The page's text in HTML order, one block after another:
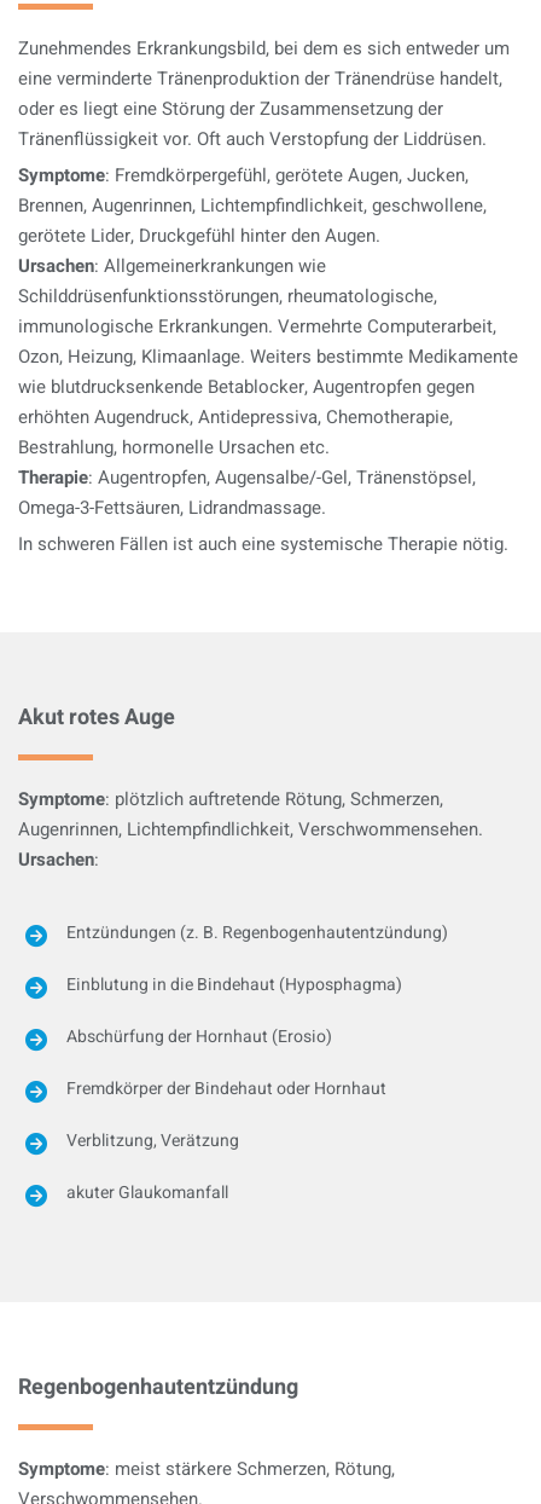
Zunehmendes Erkrankungsbild, bei dem es sich entweder um
eine verminderte Tränenproduktion der Tränendrüse handelt,
oder es liegt eine Störung der Zusammensetzung der
Tränenflüssigkeit vor. Oft auch Verstopfung der Liddrüsen.
Symptome: Fremdkörpergefühl, gerötete Augen, Jucken,
Brennen, Augenrinnen, Lichtempfindlichkeit, geschwollene,
gerötete Lider, Druckgefühl hinter den Augen.
Ursachen: Allgemeinerkrankungen wie
Schilddrüsenfunktionsstörungen, rheumatologische,
immunologische Erkrankungen. Vermehrte Computerarbeit,
Ozon, Heizung, Klimaanlage. Weiters bestimmte Medikamente
wie blutdrucksenkende Betablocker, Augentropfen gegen
erhöhten Augendruck, Antidepressiva, Chemotherapie,
Bestrahlung, hormonelle Ursachen etc.
Therapie: Augentropfen, Augensalbe/-Gel, Tränenstöpsel,
Omega-3-Fettsäuren, Lidrandmassage.
In schweren Fällen ist auch eine systemische Therapie nötig.
Akut rotes Auge
Symptome: plötzlich auftretende Rötung, Schmerzen,
Augenrinnen, Lichtempfindlichkeit, Verschwommensehen.
Ursachen:
Entzündungen (z. B. Regenbogenhautentzündung)
Einblutung in die Bindehaut (Hyposphagma)
Abschürfung der Hornhaut (Erosio)
Fremdkörper der Bindehaut oder Hornhaut
Verblitzung, Verätzung
akuter Glaukomanfall
Regenbogenhautentzündung
Symptome: meist stärkere Schmerzen, Rötung,